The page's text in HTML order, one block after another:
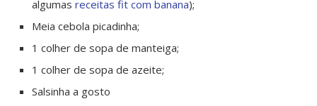
algumas receitas fit com banana);
Meia cebola picadinha;
1 colher de sopa de manteiga;
1 colher de sopa de azeite;
Salsinha a gosto